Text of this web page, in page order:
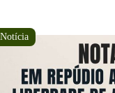
sofre
com
extinção